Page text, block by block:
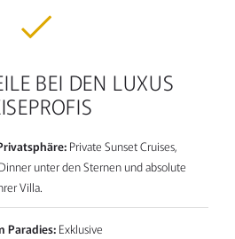
BEI DEN LUXUS
Private Sunset Cruises,
unter den Sternen und absolute
Villa.
Paradies: Exklusive